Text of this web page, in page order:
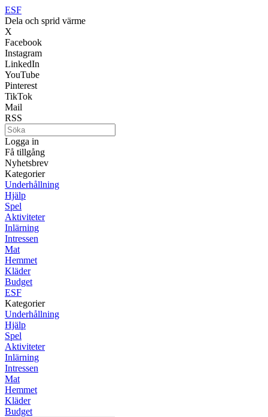
ESF
Dela och sprid värme
X
Facebook
Instagram
LinkedIn
YouTube
Pinterest
TikTok
Mail
RSS
Logga in
Få tillgång
Nyhetsbrev
Kategorier
Underhållning
Hjälp
Spel
Aktiviteter
Inlärning
Intressen
Mat
Hemmet
Kläder
Budget
ESF
Kategorier
Underhållning
Hjälp
Spel
Aktiviteter
Inlärning
Intressen
Mat
Hemmet
Kläder
Budget